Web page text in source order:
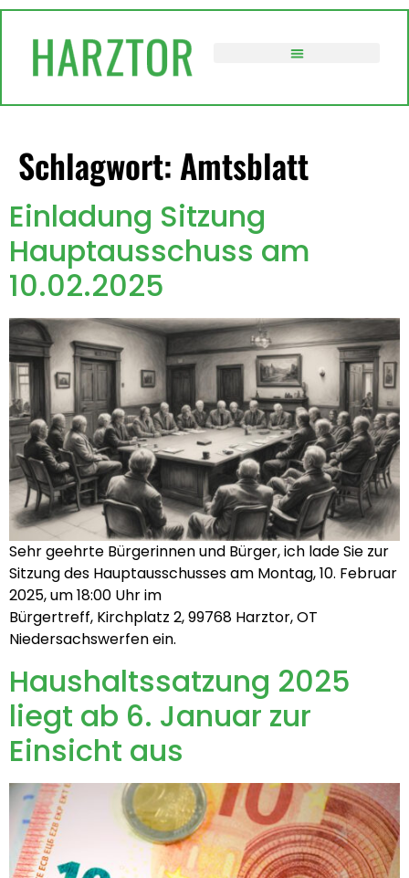
Schlagwort: Amtsblatt
Einladung Sitzung
Hauptausschuss am
10.02.2025
Sehr geehrte Bürgerinnen und Bürger, ich lade Sie zur
Sitzung des Hauptausschusses am Montag, 10. Februar
2025, um 18:00 Uhr im
Bürgertreff, Kirchplatz 2, 99768 Harztor, OT
Niedersachswerfen ein.
Haushaltssatzung 2025
liegt ab 6. Januar zur
Einsicht aus